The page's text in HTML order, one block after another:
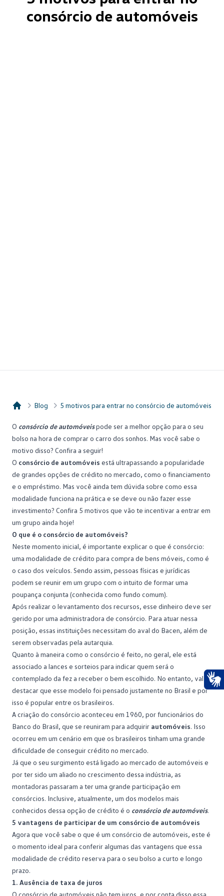
consórcio de automóveis
Blog 5 motivos para entrar no consórcio de automóveis
O consórcio de automóveispode ser a melhor opção para o seu
bolso na hora de comprar o carro dos sonhos. Mas você sabe o
motivo disso? Confira a seguir!
O consórcio de automóveis está ultrapassando a popularidade
de grandes opções de crédito no mercado, como o financiamento
e o empréstimo. Mas você ainda tem dúvida sobre como essa
modalidade funciona na prática e se deve ou não fazer esse
investimento? Confira 5 motivos que vão te incentivar a entrar em
um grupo ainda hoje!
O que é o consórcio de automóveis?
Neste momento inicial, é importante explicar o que é consórcio:
uma modalidade de crédito para compra de bens móveis, como é
o caso dos veículos. Sendo assim, pessoas físicas e jurídicas
podem se reunir em um grupo com o intuito de formar uma
poupança conjunta (conhecida como fundo comum).
Após realizar o levantamento dos recursos, esse dinheiro deve ser
gerido por uma administradora de consórcio. Para atuar nessa
posição, essas instituições necessitam do aval do Bacen, além de
serem observadas pela autarquia.
Quanto à maneira como o consórcio é feito, no geral, ele está
associado a lances e sorteios para indicar quem será o
contemplado da fez a receber o bem escolhido. No entanto, vale
destacar que esse modelo foi pensado justamente no Brasil e por
isso é popular entre os brasileiros.
A criação do consórcio aconteceu em 1960, por funcionários do
Banco do Brasil, que se reuniram para adquirir automóveis. Isso
ocorreu em um cenário em que os brasileiros tinham uma grande
dificuldade de conseguir crédito no mercado.
Já que o seu surgimento está ligado ao mercado de automóveis e
por ter sido um aliado no crescimento dessa indústria, as
montadoras passaram a ter uma grande participação em
consórcios. Inclusive, atualmente, um dos modelos mais
conhecidos dessa opção de crédito é o consórcio de automóveis.
5 vantagens de participar de um consórcio de automóveis
Agora que você sabe o que é um consórcio de automóveis, este é
o momento ideal para conferir algumas das vantagens que essa
modalidade de crédito reserva para o seu bolso a curto e longo
prazo.
1. Ausência de taxa de juros
O consórcio de automóveis não tem juros , e por conta disso essa